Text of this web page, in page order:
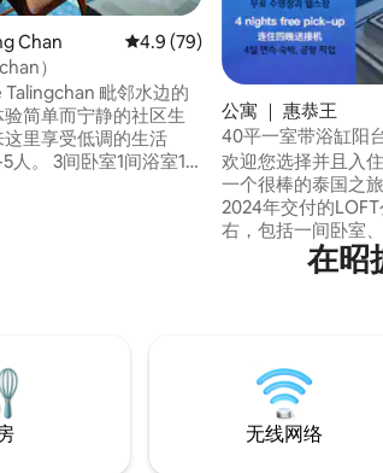
Chan 平均评分 4.9 分（满分 5 分），
4.9 (79)
）
毗邻水边的
简单而宁静的社区生
里享受低调的生活
间浴室1
公寓 ｜ 惠恭王
40平一室带浴缸阳
泳池/近RCA/近火
欢迎您选择并且入
一个很棒的泰国之旅。 房子位于
2024年交付的
右，包括一间卧室
间厨房和一间浴室
（tips: 在订单入住
前安排工作人员铺
括使用整套房源，
以及共享办公空间
在昭
无线网络